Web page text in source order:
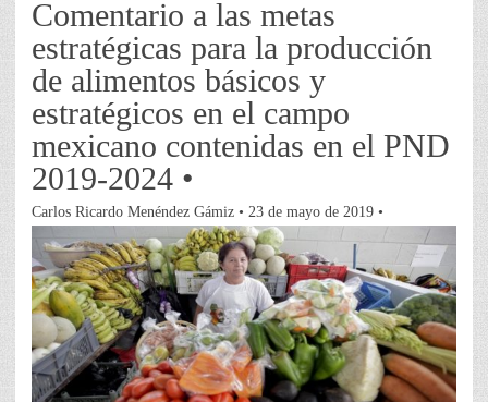
Comentario a las metas
estratégicas para la producción
de alimentos básicos y
estratégicos en el campo
mexicano contenidas en el PND
2019-2024 •
Carlos Ricardo Menéndez Gámiz • 23 de mayo de 2019 •